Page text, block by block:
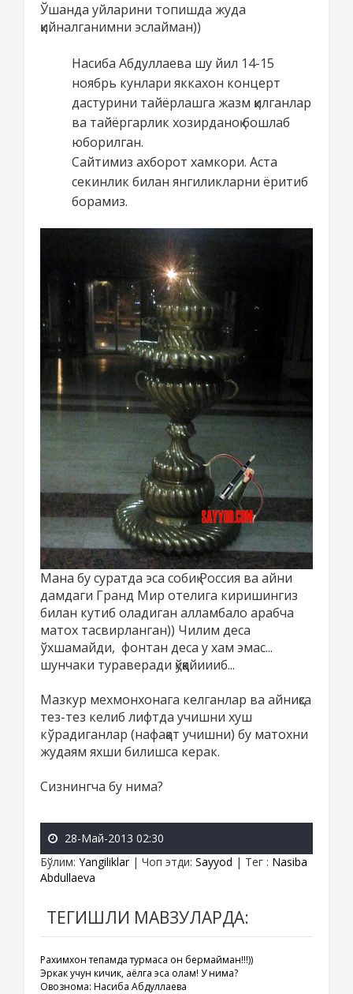
Ўшанда уйларини топишда жуда
қийналганимни эслайман))
Насиба Абдуллаева шу йил 14-15
ноябрь кунлари яккахон концерт
дастурини тайёрлашга жазм қилганлар
ва тайёргарлик хозирданоқ бошлаб
юборилган.
Сайтимиз ахборот хамкори. Аста
секинлик билан янгиликларни ёритиб
борамиз.
Мана бу суратда эса собиқ Россия ва айни
дамдаги Гранд Мир отелига киришингиз
билан кутиб оладиган алламбало арабча
матох тасвирланган)) Чилим деса
ўхшамайди, фонтан деса у хам эмас...
шунчаки тураверади қўққайиииб...
Мазкур мехмонхонага келганлар ва айниқса
тез-тез келиб лифтда учишни хуш
кўрадиганлар (нафақат учишни) бу матохни
жудаям яхши билишса керак.
Сизнингча бу нима?
28-Май-2013 02:30
Бўлим: Yangiliklar| Чоп этди: Sayyod | Тег : Nasiba
Abdullaeva
ТЕГИШЛИ МАВЗУЛАРДА:
Рахимхон тепамда турмаса қон бермайман!!!))
Эркак учун кичик, аёлга эса олам! У нима?
Овознома: Насиба Абдуллаева